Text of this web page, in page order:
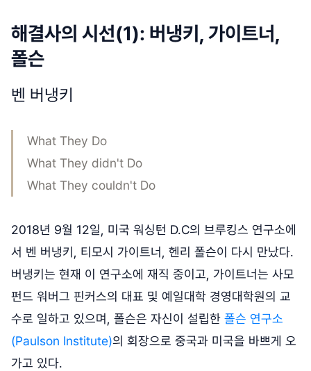
해결사의 시선(1): 버냉키, 가이트너,
폴슨
벤 버냉키
What They Do
What They didn't Do
What They couldn't Do
2018년 9월 12일, 미국 워싱턴 D.C의 브루킹스 연구소에
서 벤 버냉키, 티모시 가이트너, 헨리 폴슨이 다시 만났다.
버냉키는 현재 이 연구소에 재직 중이고, 가이트너는 사모
펀드 워버그 핀커스의 대표 및 예일대학 경영대학원의 교
수로 일하고 있으며, 폴슨은 자신이 설립한 폴슨 연구소
(Paulson Institute)의 회장으로 중국과 미국을 바쁘게 오
가고 있다.